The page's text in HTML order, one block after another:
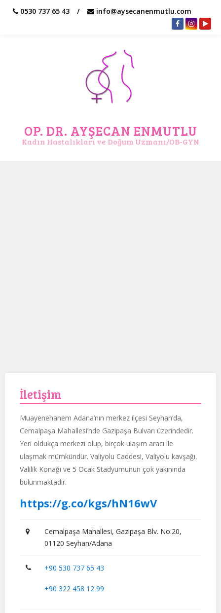
0530 737 65 43 info@aysecanenmutlu.com
OP. DR. AYŞECAN ENMUTLU
Kadın Hastalıkları ve Doğum Uzmanı/OB-GYN
İletişim
Muayenehanem Adana’nın merkez ilçesi Seyhan’da,
Cemalpaşa Mahallesi’nde Gazipaşa Bulvarı üzerindedir.
Yeri oldukça merkezi olup, birçok ulaşım aracı ile
ulaşmak mümkündür. Valiyolu Caddesi, Valiyolu kavşağı,
Valilik Konağı ve 5 Ocak Stadyumunun çok yakınında
bulunmaktadır.
https://g.co/kgs/hN16wV
Cemalpaşa Mahallesi, Gazipaşa Blv. No:20,
01120 Seyhan/Adana
+90 530 737 65 43
+90 322 458 12 99